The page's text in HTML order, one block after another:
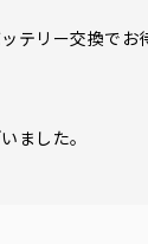
テリー交換でお
ました。